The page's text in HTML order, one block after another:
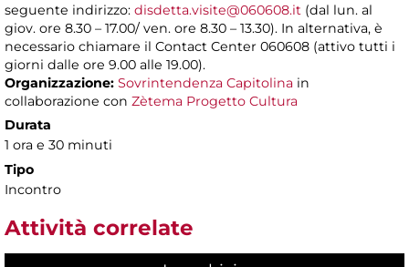
seguente indirizzo: disdetta.visite@060608.it (dal lun. al
giov. ore 8.30 – 17.00/ ven. ore 8.30 – 13.30). In alternativa, è
necessario chiamare il Contact Center 060608 (attivo tutti i
giorni dalle ore 9.00 alle 19.00).
Organizzazione: Sovrintendenza Capitolina in
collaborazione con Zètema Progetto Cultura
Durata
1 ora e 30 minuti
Tipo
Incontro
Attività correlate